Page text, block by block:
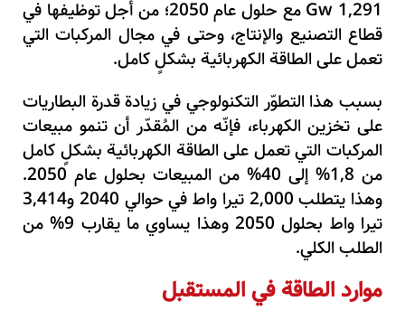
1,291
Gw مع حلول عام 2050؛ من أجل توظيفها في
قطاع التصنيع والإنتاج، وحتى في مجال المركبات التي
تعمل على الطاقة الكهربائية بشكلٍ كامل.
بسبب هذا التطوّر التكنولوجي في زيادة قدرة البطاريات
على تخزين الكهرباء، فإنّه من المُقدّر أن تنمو مبيعات
المركبات التي تعمل على الطاقة الكهربائية بشكلٍ كامل
من
1,8 % إلى 40% من المبيعات بحلول عام 2050
.
وهذا يتطلب
2,000 تيرا واط في حوالي 2040 و 3,414
تيرا واط بحلول 2050وهذا يساوي ما يقارب 9% من
الطلب الكلي.
موارد الطاقة في المستقبل